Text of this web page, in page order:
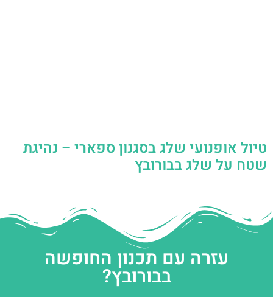
טיול אופנועי שלג בסגנון ספארי – נהיגת
שטח על שלג בבורובץ
עזרה עם תכנון החופשה
בבורובץ?